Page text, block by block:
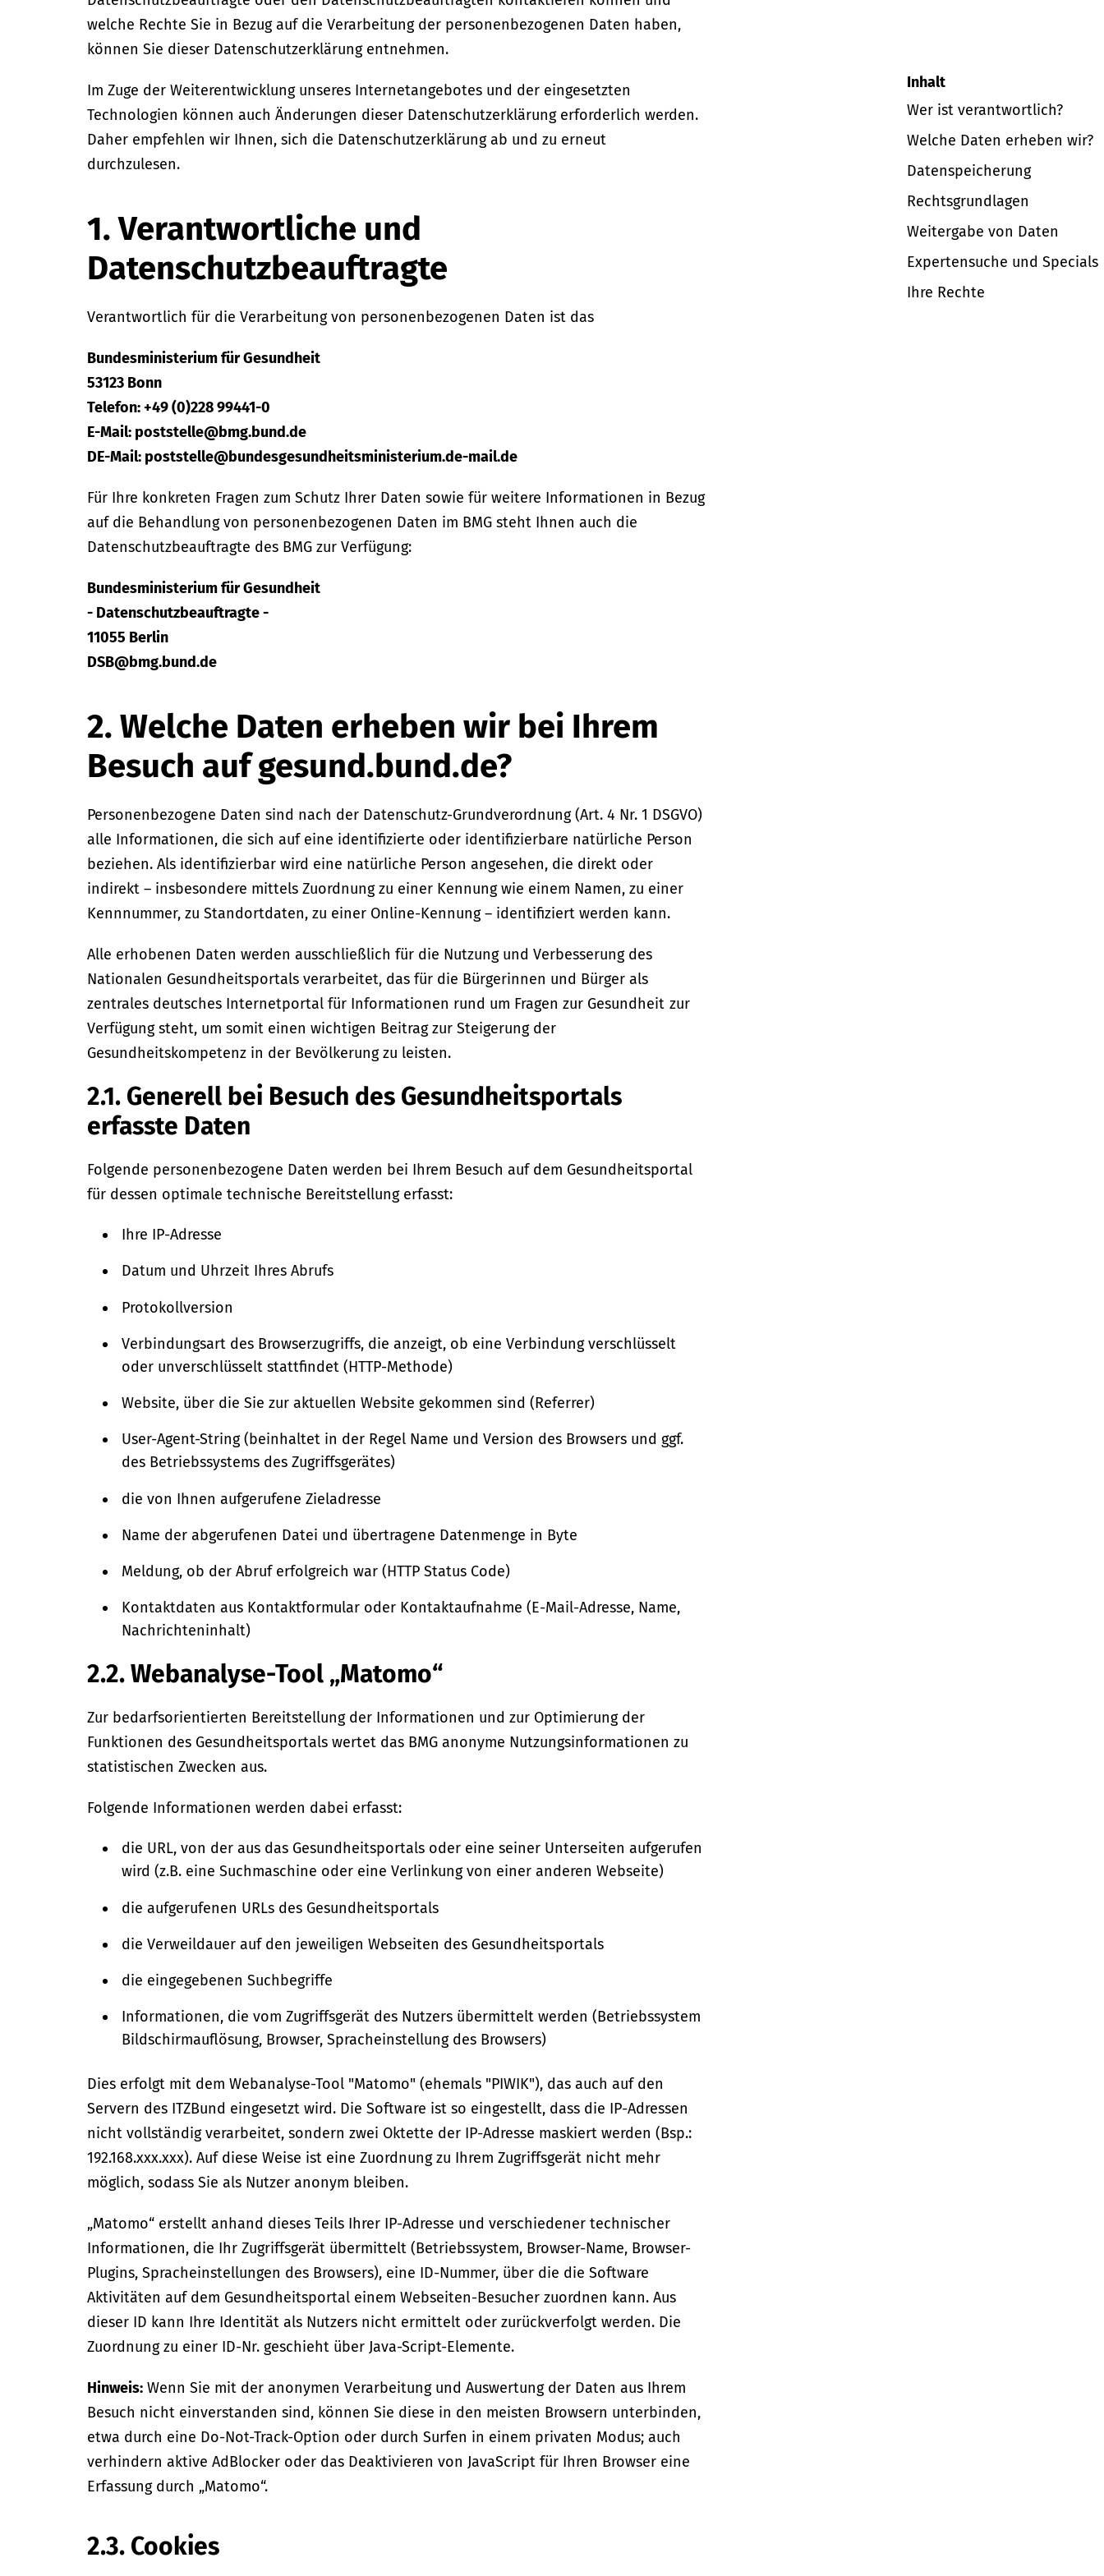
Inhalt
Wer ist verantwortlich?
Welche Daten erheben wir?
Datenspeicherung
Rechtsgrundlagen
Weitergabe von Daten
Expertensuche und Specials
Ihre Rechte
welche Rechte Sie in Bezug auf die Verarbeitung der personenbezogenen Daten haben,
können Sie dieser Datenschutzerklärung entnehmen.
Im Zuge der Weiterentwicklung unseres Internetangebotes und der eingesetzten
Technologien können auch Änderungen dieser Datenschutzerklärung erforderlich werden.
Daher empfehlen wir Ihnen, sich die Datenschutzerklärung ab und zu erneut
durchzulesen.
1. Verantwortliche und
Datenschutzbeauftragte
Verantwortlich für die Verarbeitung von personenbezogenen Daten ist das
Bundesministerium für Gesundheit
53123 Bonn
Telefon: +49 (0)228 99441-0
E-Mail: poststelle@bmg.bund.de
DE-Mail: poststelle@bundesgesundheitsministerium.de-mail.de
Für Ihre konkreten Fragen zum Schutz Ihrer Daten sowie für weitere Informationen in Bezug
auf die Behandlung von personenbezogenen Daten im BMG steht Ihnen auch die
Datenschutzbeauftragte des BMG zur Verfügung:
Bundesministerium für Gesundheit
- Datenschutzbeauftragte -
11055 Berlin
DSB@bmg.bund.de
2. Welche Daten erheben wir bei Ihrem
Besuch auf gesund.bund.de?
Personenbezogene Daten sind nach der Datenschutz-Grundverordnung (Art. 4 Nr. 1 DSGVO)
alle Informationen, die sich auf eine identifizierte oder identifizierbare natürliche Person
beziehen. Als identifizierbar wird eine natürliche Person angesehen, die direkt oder
indirekt – insbesondere mittels Zuordnung zu einer Kennung wie einem Namen, zu einer
Kennnummer, zu Standortdaten, zu einer Online-Kennung – identifiziert werden kann.
Alle erhobenen Daten werden ausschließlich für die Nutzung und Verbesserung des
Nationalen Gesundheitsportals verarbeitet, das für die Bürgerinnen und Bürger als
zentrales deutsches Internetportal für Informationen rund um Fragen zur Gesundheit zur
Verfügung steht, um somit einen wichtigen Beitrag zur Steigerung der
Gesundheitskompetenz in der Bevölkerung zu leisten.
2.1. Generell bei Besuch des Gesundheitsportals
erfasste Daten
Folgende personenbezogene Daten werden bei Ihrem Besuch auf dem Gesundheitsportal
für dessen optimale technische Bereitstellung erfasst:
Ihre IP-Adresse
Datum und Uhrzeit Ihres Abrufs
Protokollversion
Verbindungsart des Browserzugriffs, die anzeigt, ob eine Verbindung verschlüsselt
oder unverschlüsselt stattfindet (HTTP-Methode)
Website, über die Sie zur aktuellen Website gekommen sind (Referrer)
User-Agent-String (beinhaltet in der Regel Name und Version des Browsers und ggf.
des Betriebssystems des Zugriffsgerätes)
die von Ihnen aufgerufene Zieladresse
Name der abgerufenen Datei und übertragene Datenmenge in Byte
Meldung, ob der Abruf erfolgreich war (HTTP Status Code)
Kontaktdaten aus Kontaktformular oder Kontaktaufnahme (E-Mail-Adresse, Name,
Nachrichteninhalt)
2.2. Webanalyse-Tool „Matomo“
Zur bedarfsorientierten Bereitstellung der Informationen und zur Optimierung der
Funktionen des Gesundheitsportals wertet das BMG anonyme Nutzungsinformationen zu
statistischen Zwecken aus.
Folgende Informationen werden dabei erfasst:
die URL, von der aus das Gesundheitsportals oder eine seiner Unterseiten aufgerufen
wird (z.B. eine Suchmaschine oder eine Verlinkung von einer anderen Webseite)
die aufgerufenen URLs des Gesundheitsportals
die Verweildauer auf den jeweiligen Webseiten des Gesundheitsportals
die eingegebenen Suchbegriffe
Informationen, die vom Zugriffsgerät des Nutzers übermittelt werden (Betriebssystem
Bildschirmauflösung, Browser, Spracheinstellung des Browsers)
Dies erfolgt mit dem Webanalyse-Tool "Matomo" (ehemals "PIWIK"), das auch auf den
Servern des ITZBund eingesetzt wird. Die Software ist so eingestellt, dass die IP-Adressen
nicht vollständig verarbeitet, sondern zwei Oktette der IP-Adresse maskiert werden (Bsp.:
192.168.xxx.xxx). Auf diese Weise ist eine Zuordnung zu Ihrem Zugriffsgerät nicht mehr
möglich, sodass Sie als Nutzer anonym bleiben.
„Matomo“ erstellt anhand dieses Teils Ihrer IP-Adresse und verschiedener technischer
Informationen, die Ihr Zugriffsgerät übermittelt (Betriebssystem, Browser-Name, Browser-
Plugins, Spracheinstellungen des Browsers), eine ID-Nummer, über die die Software
Aktivitäten auf dem Gesundheitsportal einem Webseiten-Besucher zuordnen kann. Aus
dieser ID kann Ihre Identität als Nutzers nicht ermittelt oder zurückverfolgt werden. Die
Zuordnung zu einer ID-Nr. geschieht über Java-Script-Elemente.
Hinweis: Wenn Sie mit der anonymen Verarbeitung und Auswertung der Daten aus Ihrem
Besuch nicht einverstanden sind, können Sie diese in den meisten Browsern unterbinden,
etwa durch eine Do-Not-Track-Option oder durch Surfen in einem privaten Modus; auch
verhindern aktive AdBlocker oder das Deaktivieren von JavaScript für Ihren Browser eine
Erfassung durch „Matomo“.
2.3. Cookies